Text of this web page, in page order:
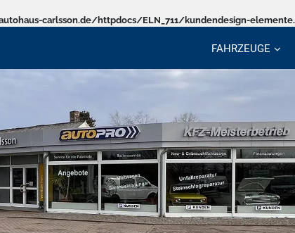
carlsson.de/httpdocs/ELN_711/kundendesign-
FAHRZEUGE